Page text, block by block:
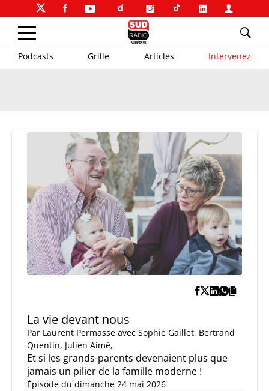
Podcasts Grille Articles Intervenez
La vie devant nous
Par Laurent Permasse avec Sophie Gaillet, Bertrand
Quentin, Julien Aimé,
Et si les grands-parents devenaient plus que
jamais un pilier de la famille moderne !
Épisode du dimanche 24 mai 2026